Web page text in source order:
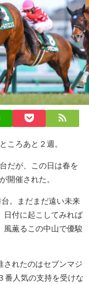
ころあと２週。
だが、この日は春を
開催された。
。まだまだ遠い未来
日付に起こしてみれば
風薫るこの中山で優駿
されたのはセブンマジ
番人気の支持を受けな